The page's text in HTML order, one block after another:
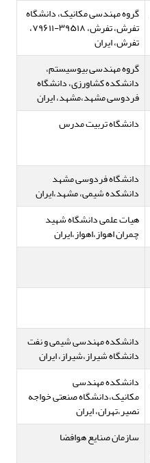
گروه مهندسی مکانیک، دانشگاه
تفرش، تفرش، ۳۹۵۱۸-۷۹۶۱۱،
تفرش، ایران
گروه مهندسی بیوسیستم،
دانشکده کشاورزی، دانشگاه
فردوسی مشهد،مشهد، ایران
دانشگاه تربیت مدرس
دانشگاه فردوسی مشهد
دانشکده شیمی، مشهد،ایران
هیات علمی دانشگاه شهید
چمران اهواز،اهواز،ایران
دانشکده مهندسی شیمی و نفت
دانشگاه شیراز،شیراز، ایران
دانشکده مهندسی
مکانیک،دانشگاه صنعتی خواجه
نصیر،تهران، ایران
سازمان صنایع هوافضا